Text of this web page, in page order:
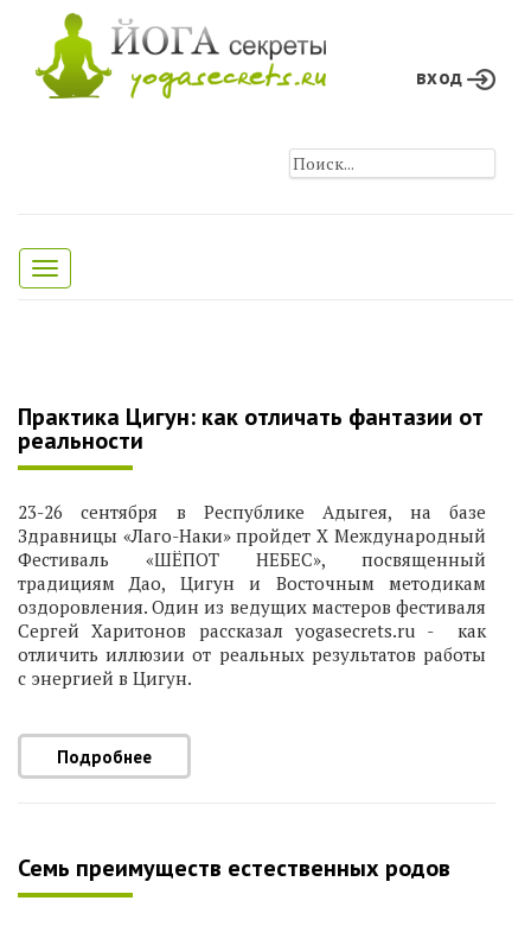
вход
Toggle
navigation
Практика Цигун: как отличать фантазии от
реальности
23-26 сентября в Республике Адыгея, на базе
Здравницы «Лаго-Наки» пройдет X Международный
Фестиваль «ШЁПОТ НЕБЕС», посвященный
традициям Дао, Цигун и Восточным методикам
оздоровления. Один из ведущих мастеров фестиваля
Сергей Харитонов рассказал yogasecrets.ru - как
отличить иллюзии от реальных результатов работы
с энергией в Цигун.
Подробнее
Семь преимуществ естественных родов